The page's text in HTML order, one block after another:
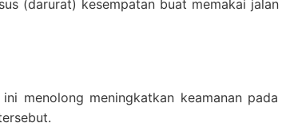
(darurat) kesempatan buat memakai jalan
menolong meningkatkan keamanan pada